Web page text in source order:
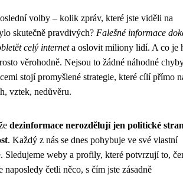
volby – kolik zpráv, které jste viděli na
skutečně pravdivých? Falešné informace
celý interneta oslovit miliony lidí. A co je
věrohodně. Nejsou to žádné náhodné
stojí promyšlené strategie, které cílí přímo
vztek, nedůvěru.
dezinformace nerozdělují jen politické
. Každý z nás se dnes pohybuje ve své vlastní
Sledujeme weby a profily, které potvrzují to,
četli něco, s čím jste zásadně